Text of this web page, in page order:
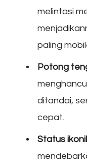
melintasi
paling
Potong
ditandai,
cepat.
Status